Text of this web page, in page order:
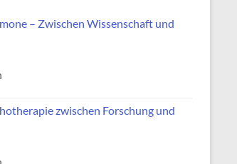
– Zwischen Wissenschaft und
zwischen Forschung und